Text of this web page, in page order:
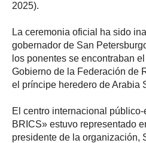
2025).
La ceremonia oficial ha sido
gobernador de San
los ponentes se encontraban
Gobierno de la Federación de
el príncipe heredero de Arabia
El centro internacional
BRICS» estuvo representado
presidente de la organización,